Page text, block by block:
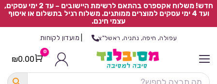
חדש! משלוח אקספרס בהתאם לרשימת היישובים – עד 2 ימי עסקים,
ועד 4 ימי עסקים למוצרים ממותגים. משלוח רגיל בתשלום או איסוף
עצמי חינם.
עפולה, חיפה, נתניה, ראשל"צ מועדון לקוחות
Cart
0
₪0.00